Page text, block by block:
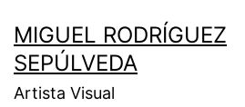
MIGUEL RODRÍGUEZ
SEPÚLVEDA
Artista Visual